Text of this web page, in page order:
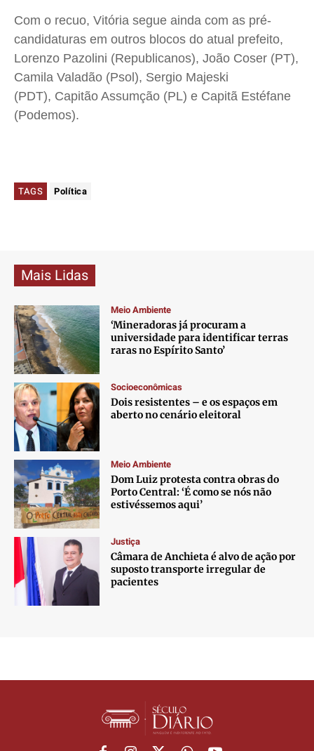
Com o recuo, Vitória segue ainda com as pré-
candidaturas em outros blocos do atual prefeito,
Lorenzo Pazolini (Republicanos), João Coser (PT),
Camila Valadão (Psol), Sergio Majeski
(PDT), Capitão Assumção (PL) e Capitã Estéfane
(Podemos).
TAGS Política
Mais Lidas
Meio Ambiente
‘Mineradoras já procuram a
universidade para identificar terras
raras no Espírito Santo’
Socioeconômicas
Dois resistentes – e os espaços em
aberto no cenário eleitoral
Meio Ambiente
Dom Luiz protesta contra obras do
Porto Central: ‘É como se nós não
estivéssemos aqui’
Justiça
Câmara de Anchieta é alvo de ação por
suposto transporte irregular de
pacientes